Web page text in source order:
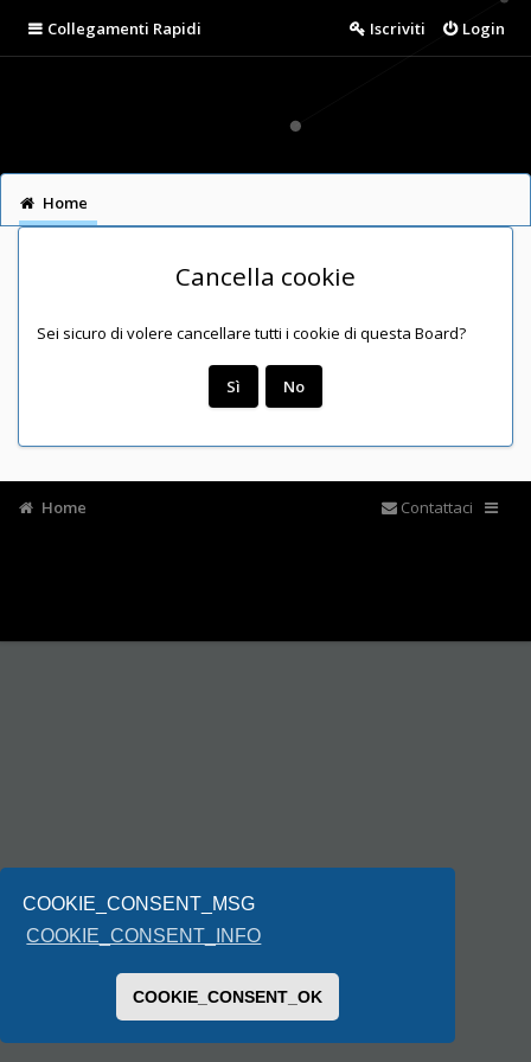
COOKIE_CONSENT_MSG
COOKIE_CONSENT_INFO
COOKIE_CONSENT_OK
Collegamenti Rapidi Login
Iscriviti
Home
Cancella cookie
Sei sicuro di volere cancellare tutti i cookie di questa Board?
Home Contattaci